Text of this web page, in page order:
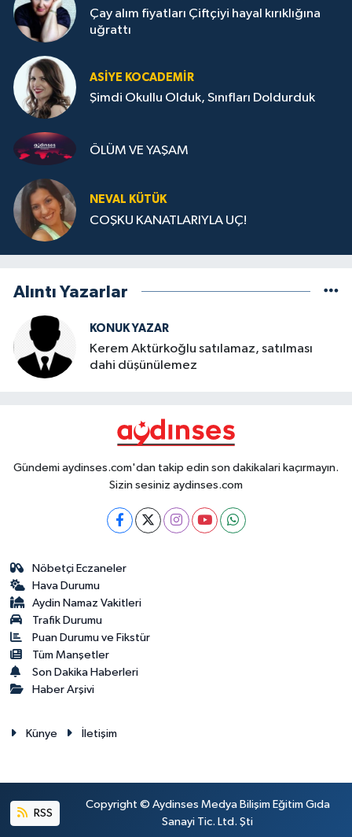
Çay alım fiyatları Çiftçiyi hayal kırıklığına
uğrattı
ASIYE KOCADEMİR
Şimdi Okullu Olduk, Sınıfları Doldurduk
ÖLÜM VE YAŞAM
NEVAL KÜTÜK
COŞKU KANATLARIYLA UÇ!
Alıntı Yazarlar
KONUK YAZAR
Kerem Aktürkoğlu satılamaz, satılması
dahi düşünülemez
Gündemi aydinses.com'dan takip edin son dakikalari kaçırmayın.
Sizin sesiniz aydinses.com
Nöbetçi Eczaneler
Hava Durumu
Aydin Namaz Vakitleri
Trafik Durumu
Puan Durumu ve Fikstür
Tüm Manşetler
Son Dakika Haberleri
Haber Arşivi
Künye İletişim
RSS
Copyright © Aydinses Medya Bilişim Eğitim Gıda
Sanayi Tic. Ltd. Şti